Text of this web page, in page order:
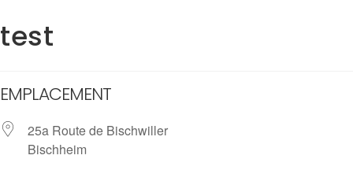
test
EMPLACEMENT
25a Route de Bischwiller
Bischheim